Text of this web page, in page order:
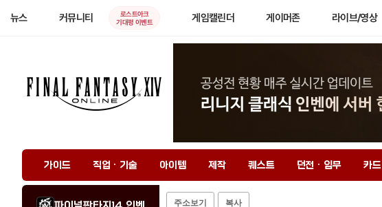
뉴스 커뮤니티
로스트아크
기대평 이벤트
게임캘린더 게이머존 라이브/영상
가이드 직업 · 기술 아이템 제작 퀘스트 던전 · 임무 카드
주소보기 복사